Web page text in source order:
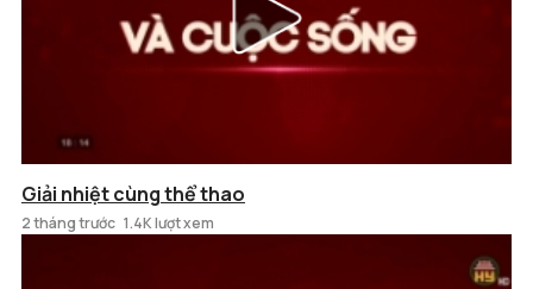
Giải nhiệt cùng thể thao
2 tháng trước 1.4K lượt xem